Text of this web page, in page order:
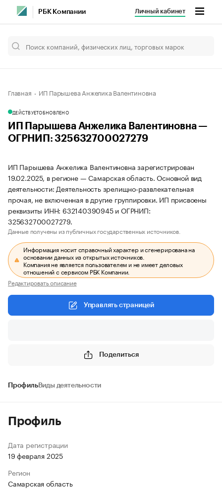
РБК Компании Личный кабинет
Главная ИП Парышева Анжелика Валентиновна
ДЕЙСТВУЕТОБНОВЛЕНО
ИП Парышева Анжелика Валентиновна —
ОГРНИП: 325632700027279
ИП Парышева Анжелика Валентиновна зарегистрирован
19.02.2025, в регионе — Самарская область. Основной вид
деятельности: Деятельность зрелищно-развлекательная
прочая, не включенная в другие группировки. ИП присвоены
реквизиты ИНН: 632140390945 и ОГРНИП:
325632700027279.
Данные получены из публичных государственных источников.
Информация носит справочный характер и сгенерирована на
основании данных из открытых источников.
Компания не является пользователем и не имеет деловых
отношений с сервисом РБК Компании.
Редактировать описание
Управлять страницей
Поделиться
ПрофильВиды деятельности
Профиль
Дата регистрации
19 февраля 2025
Регион
Самарская область